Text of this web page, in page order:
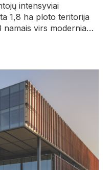
intensyviai
1,8 ha ploto teritorija
namais virs modernia…